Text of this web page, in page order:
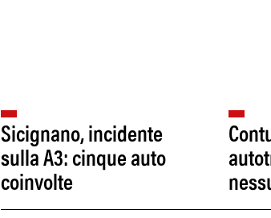
Sicignano, incidente
sulla A3: cinque auto
coinvolte